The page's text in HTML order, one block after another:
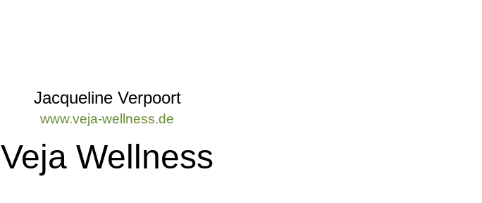
Jacqueline Verpoort
www.veja-wellness.de
Veja Wellness